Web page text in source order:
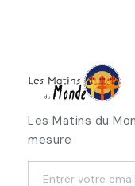
Les Matins du
mesure